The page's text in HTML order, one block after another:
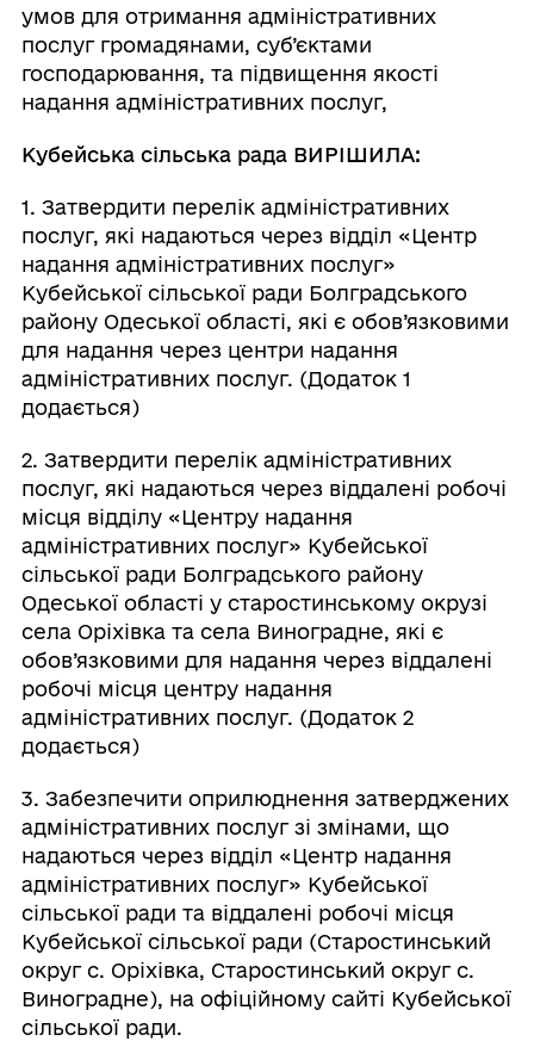
умов для отримання адміністративних
послуг громадянами, суб’єктами
господарювання, та підвищення якості
надання адміністративних послуг,
Кубейська сільська рада ВИРІШИЛА:
1. Затвердити перелік адміністративних
послуг, які надаються через відділ «Центр
надання адміністративних послуг»
Кубейської сільської ради Болградського
району Одеської області, які є обов’язковими
для надання через центри надання
адміністративних послуг. (Додаток 1
додається)
2. Затвердити перелік адміністративних
послуг, які надаються через віддалені робочі
місця відділу «Центру надання
адміністративних послуг» Кубейської
сільської ради Болградського району
Одеської області у старостинському окрузі
села Оріхівка та села Виноградне, які є
обов’язковими для надання через віддалені
робочі місця центру надання
адміністративних послуг. (Додаток 2
додається)
3. Забезпечити оприлюднення затверджених
адміністративних послуг зі змінами, що
надаються через відділ «Центр надання
адміністративних послуг» Кубейської
сільської ради та віддалені робочі місця
Кубейської сільської ради (Старостинський
округ с. Оріхівка, Старостинський округ с.
Виноградне), на офіційному сайті Кубейської
сільської ради.